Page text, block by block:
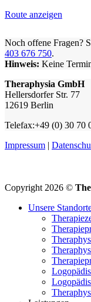
Route anzeigen
Noch offene Fragen?
403 676 750.
Hinweis: Keine
Theraphysia GmbH
Hellersdorfer Str. 77
12619 Berlin
Telefax:+49 (0) 30 70
Impressum |
Copyright 2026 ©
Unsere